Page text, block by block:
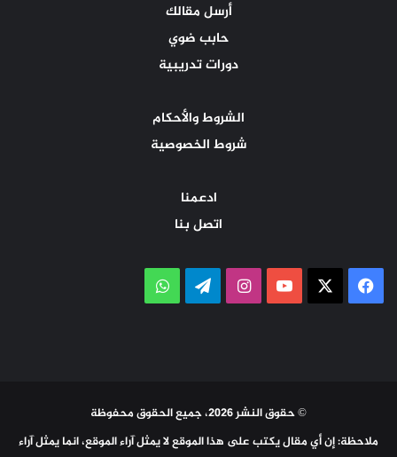
أرسل مقالك
حابب ضوي
دورات تدريبية
الشروط والأحكام
شروط الخصوصية
ادعمنا
اتصل بنا
فيسبوك ‫YouTubeانستقرامتيلقرامواتساب
© حقوق النشر 2026، جميع الحقوق محفوظة
ملاحظة: إن أي مقال يكتب على هذا الموقع لا يمثل آراء الموقع، انما يمثل آراء